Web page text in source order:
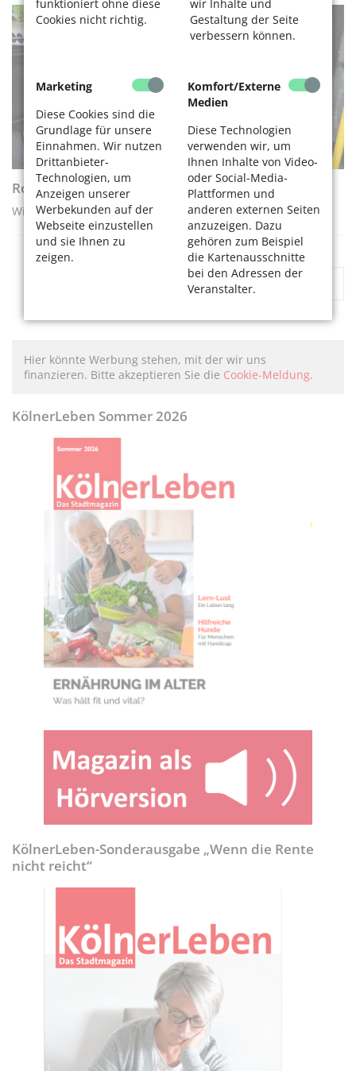
funktioniert ohne diese
Cookies nicht richtig.
wir Inhalte und
Gestaltung der Seite
verbessern können.
Marketing
Diese Cookies sind die
Grundlage für unsere
Einnahmen. Wir nutzen
Drittanbieter-
Technologien, um
Anzeigen unserer
Werbekunden auf der
Webseite einzustellen
und sie Ihnen zu
zeigen.
Komfort/Externe
Medien
Diese Technologien
verwenden wir, um
Ihnen Inhalte von Video-
oder Social-Media-
Plattformen und
anderen externen Seiten
anzuzeigen. Dazu
gehören zum Beispiel
die Kartenausschnitte
bei den Adressen der
Veranstalter.
Rollatortraining - Schritt für Schritt
Wie Sie sicher in den Bus ein- und aussteigen
« 1 2
Hier könnte Werbung stehen, mit der wir uns
finanzieren. Bitte akzeptieren Sie die Cookie-Meldung.
KölnerLeben Sommer 2026
KölnerLeben-Sonderausgabe „Wenn die Rente
nicht reicht“